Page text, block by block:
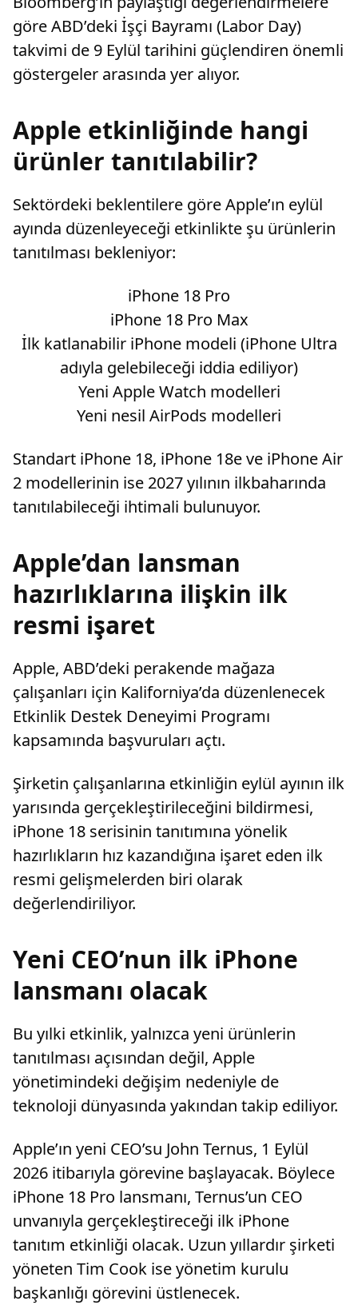
göre ABD’deki İşçi Bayramı (Labor Day)
takvimi de 9 Eylül tarihini güçlendiren önemli
göstergeler arasında yer alıyor.
Apple etkinliğinde hangi
ürünler tanıtılabilir?
Sektördeki beklentilere göre Apple’ın eylül
ayında düzenleyeceği etkinlikte şu ürünlerin
tanıtılması bekleniyor:
iPhone 18 Pro
iPhone 18 Pro Max
İlk katlanabilir iPhone modeli (iPhone Ultra
adıyla gelebileceği iddia ediliyor)
Yeni Apple Watch modelleri
Yeni nesil AirPods modelleri
Standart iPhone 18, iPhone 18e ve iPhone Air
2 modellerinin ise 2027 yılının ilkbaharında
tanıtılabileceği ihtimali bulunuyor.
Apple’dan lansman
hazırlıklarına ilişkin ilk
resmi işaret
Apple, ABD’deki perakende mağaza
çalışanları için Kaliforniya’da düzenlenecek
Etkinlik Destek Deneyimi Programı
kapsamında başvuruları açtı.
Şirketin çalışanlarına etkinliğin eylül ayının ilk
yarısında gerçekleştirileceğini bildirmesi,
iPhone 18 serisinin tanıtımına yönelik
hazırlıkların hız kazandığına işaret eden ilk
resmi gelişmelerden biri olarak
değerlendiriliyor.
Yeni CEO’nun ilk iPhone
lansmanı olacak
Bu yılki etkinlik, yalnızca yeni ürünlerin
tanıtılması açısından değil, Apple
yönetimindeki değişim nedeniyle de
teknoloji dünyasında yakından takip ediliyor.
Apple’ın yeni CEO’su John Ternus, 1 Eylül
2026 itibarıyla görevine başlayacak. Böylece
iPhone 18 Pro lansmanı, Ternus’un CEO
unvanıyla gerçekleştireceği ilk iPhone
tanıtım etkinliği olacak. Uzun yıllardır şirketi
yöneten Tim Cook ise yönetim kurulu
başkanlığı görevini üstlenecek.